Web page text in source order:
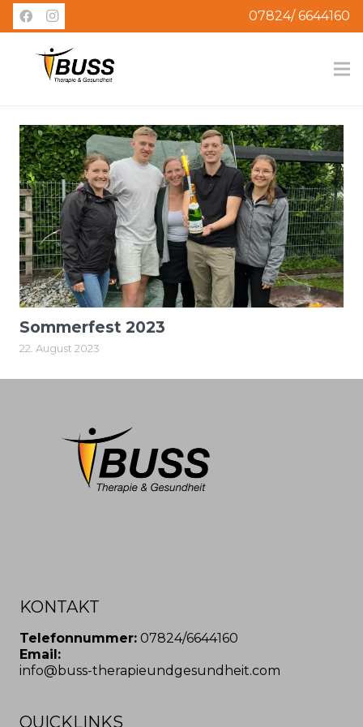
07824/ 6644160
Sommerfest 2023
22. August 2023
KONTAKT
Telefonnummer: 07824/6644160
Email:
info@buss-therapieundgesundheit.com
QUICKLINKS